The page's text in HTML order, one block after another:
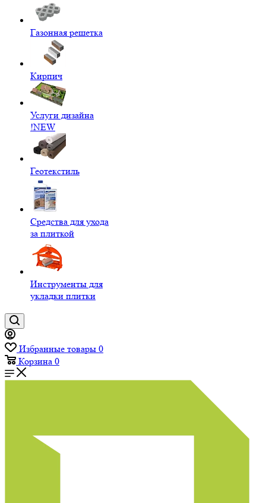
Газонная решетка
Кирпич
Услуги дизайна
!NEW
Геотекстиль
Средства для ухода
за плиткой
Инструменты для
укладки плитки
Избранные товары 0
Корзина 0